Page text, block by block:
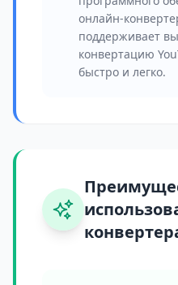
онлайн-
поддерживает
конвертацию
быстро и легко.